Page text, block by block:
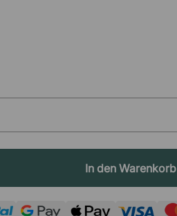
In den Warenkorb